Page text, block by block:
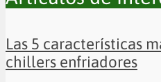
Las 5 características
chillers enfriadores